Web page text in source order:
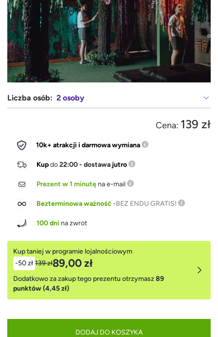
Liczba osób: 2 osoby
Cena: 139 zł
10k+ atrakcji i darmowa wymiana
Kupdo22:00 - dostawa jutro
Prezent w 1 minutę na e-mail
Bezterminowa ważność-BEZ ENDU GRATIS!
100 dni na zwrot
Kup taniej w programie lojalnościowym
-50 zł 139 zł89,00 zł
Dodatkowo za zakup tego prezentu otrzymasz89
punktów (4,45 zł)
DODAJ DO KOSZYKA